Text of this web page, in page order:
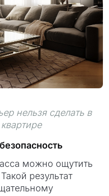
нельзя сделать в
можно ощутить
результат